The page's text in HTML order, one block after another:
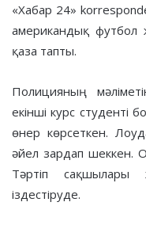
«Хабар 24»
американдық
қаза тапты.
Полицияның
екінші курс студенті
өнер көрсеткен.
әйел зардап шеккен.
Тәртіп сақшылары
іздестіруде.